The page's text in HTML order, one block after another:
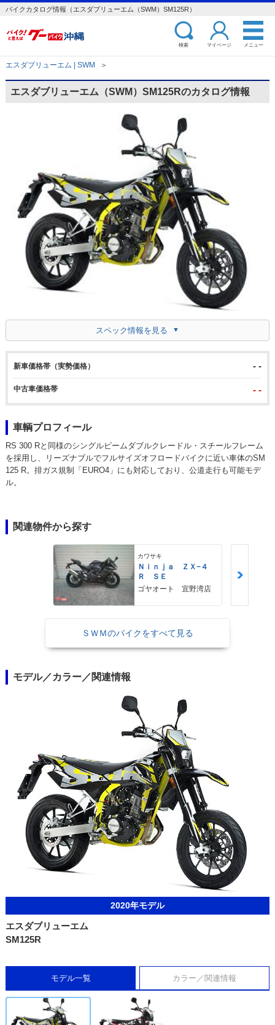
バイクカタログ情報（エスダブリューエム（SWM）SM125R）
検索 マイページ メニュー
エスダブリューエム | SWM ＞
エスダブリューエム（SWM）SM125Rのカタログ情報
スペック情報を見る
新車価格帯（実勢価格） - -
中古車価格帯 - -
車輌プロフィール
RS 300 Rと同様のシングルビームダブルクレードル・スチールフレーム
を採用し、リーズナブルでフルサイズオフロードバイクに近い車体のSM
125 R。排ガス規制「EURO4」にも対応しており、公道走行も可能モデ
ル。
関連物件から探す
カワサキ
Ｎｉｎｊａ ＺＸ−４
Ｒ ＳＥ
ゴヤオート 宜野湾店
ＳＷＭのバイクをすべて見る
モデル／カラー／関連情報
2020年モデル
エスダブリューエム
SM125R
モデル一覧 カラー／関連情報